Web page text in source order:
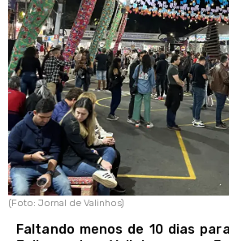
(Foto: Jornal de Valinhos)
Faltando menos de 10 dias